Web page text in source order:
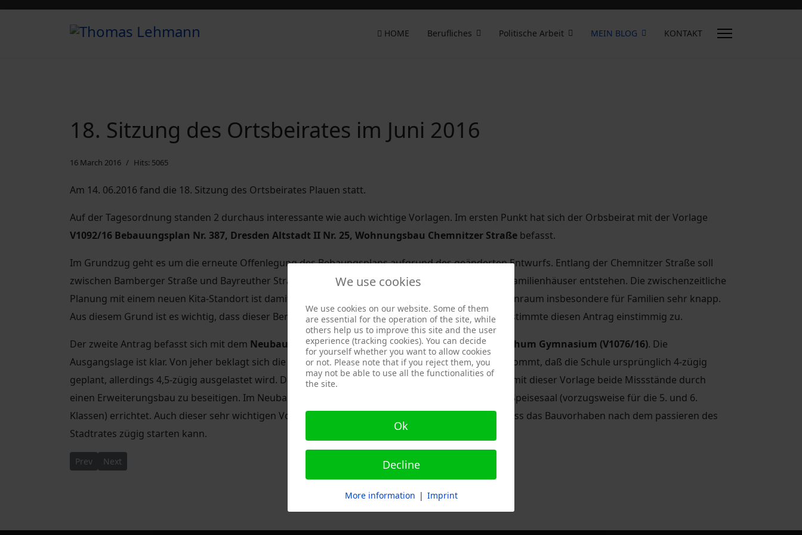
HOME Berufliches Politische Arbeit MEIN BLOG KONTAKT
18. Sitzung des Ortsbeirates im Juni 2016
16 March 2016 Hits: 5065
Am 14. 06.2016 fand die 18. Sitzung des Ortsbeirates Plauen statt.
Auf der Tagesordnung standen 2 durchaus interessante wie auch wichtige Vorlagen. Im ersten Punkt hat sich der Orbsbeirat mit der Vorlage
V1092/16 Bebauungsplan Nr. 387, Dresden Altstadt II Nr. 25, Wohnungsbau Chemnitzer Straße befasst.
Im Grundzug geht es um die erneute Offenlegung des Bebaungsplans aufgrund des geänderten Entwurfs. Entlang der Chemnitzer Straße soll
zwischen Bamberger Straße und Bayreuther Straße eine neue Wohnbebauung mit Mehr- und Einfamilienhäuser entstehen. Die zwischenzeitliche
Planung mit einem neuen Kita-Standort ist damit endgültig vom Tisch. Im Dresdner Süden ist Wohnraum insbesondere für Familien sehr knapp.
Aus diesem Grund ist es wichtig, dass dieser Bereich schnell bebaut werden kann. Der Ortsbeirat stimmte diesen Antrag einstimmig zu.
Der zweite Antrag befasst sich mit dem Neubau eines Erweiterungsschulgebäudes für das Vitzthum Gymnasium (V1076/16). Die
Ausgangslage ist klar. Von jeher beklagt sich die Schule über einen zu kleinen Speiseraum. Hinzu kommt, daß die Schule ursprünglich 4-zügig
geplant, allerdings 4,5-zügig ausgelastet wird. Da nun die Kapazitätsgrenzen erreicht sind, gilt es, mit dieser Vorlage beide Missstände durch
einen Erweiterungsbau zu beseitigen. Im Neubau werden 10 Klassenzimmer und ein zusätzlicher Speisesaal (vorzugsweise für die 5. und 6.
Klassen) errichtet. Auch dieser sehr wichtigen Vorlage stimmte der Ortsbeirat einstimmig zu, sodass das Bauvorhaben nach dem passieren des
Stadtrates zügig starten kann.
Previous article: Eröffnung Turnhalle 117. Grundschule
Prev Next article: Fußwege Windbergstraße werden saniert
Next
We use cookies
We use cookies on our website. Some of them
are essential for the operation of the site, while
others help us to improve this site and the user
experience (tracking cookies). You can decide
for yourself whether you want to allow cookies
or not. Please note that if you reject them, you
may not be able to use all the functionalities of
the site.
Ok
Decline
More information | Imprint